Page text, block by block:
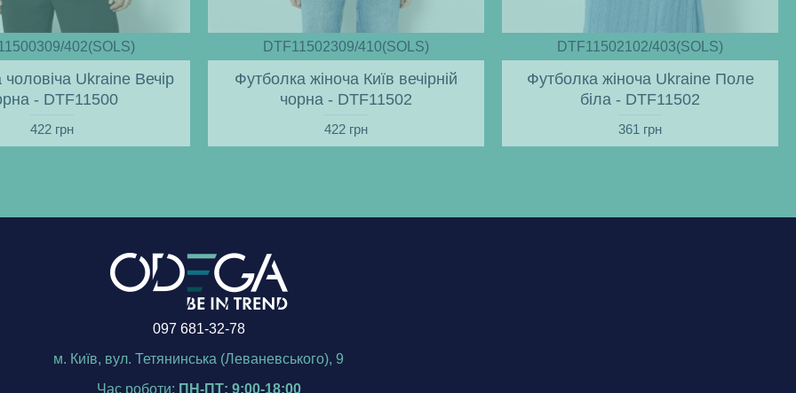
402(SOLS)
Ukraine Вечір
- DTF11500
422 грн
DTF11502309/410(SOLS)
Футболка жіноча Київ вечірній
чорна - DTF11502
422 грн
DTF11502102/403(SOLS)
Футболка жіноча Ukraine Поле
біла - DTF11502
361 грн
097 681-32-78
м. Київ, вул. Тетянинська (Леваневського), 9
Час роботи: ПН-ПТ: 9:00-18:00